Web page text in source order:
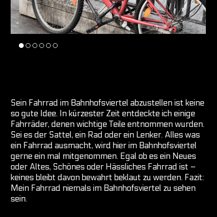
Sein Fahrrad im Bahnhofsviertel abzustellen ist keine
so gute Idee. In kürzester Zeit entdeckte ich einige
Fahrräder, denen wichtige Teile entnommen wurden.
Sei es der Sattel, ein Rad oder ein Lenker. Alles was
ein Fahrrad ausmacht, wird hier im Bahnhofsviertel
gerne ein mal mitgenommen. Egal ob es ein Neues
oder Altes, Schönes oder Hässliches Fahrrad ist –
keines bleibt davon bewahrt beklaut zu werden. Fazit:
Mein Fahrrad niemals im Bahnhofsviertel zu sehen
sein.